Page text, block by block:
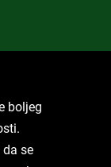
boljeg
se